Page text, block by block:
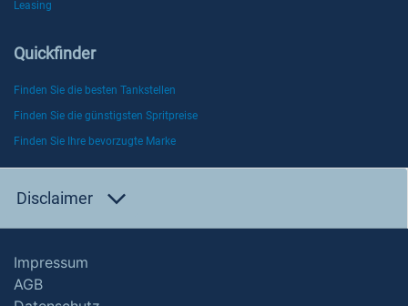
Leasing
Quickfinder
Finden Sie die besten Tankstellen
Finden Sie die günstigsten Spritpreise
Finden Sie Ihre bevorzugte Marke
Disclaimer
Impressum
AGB